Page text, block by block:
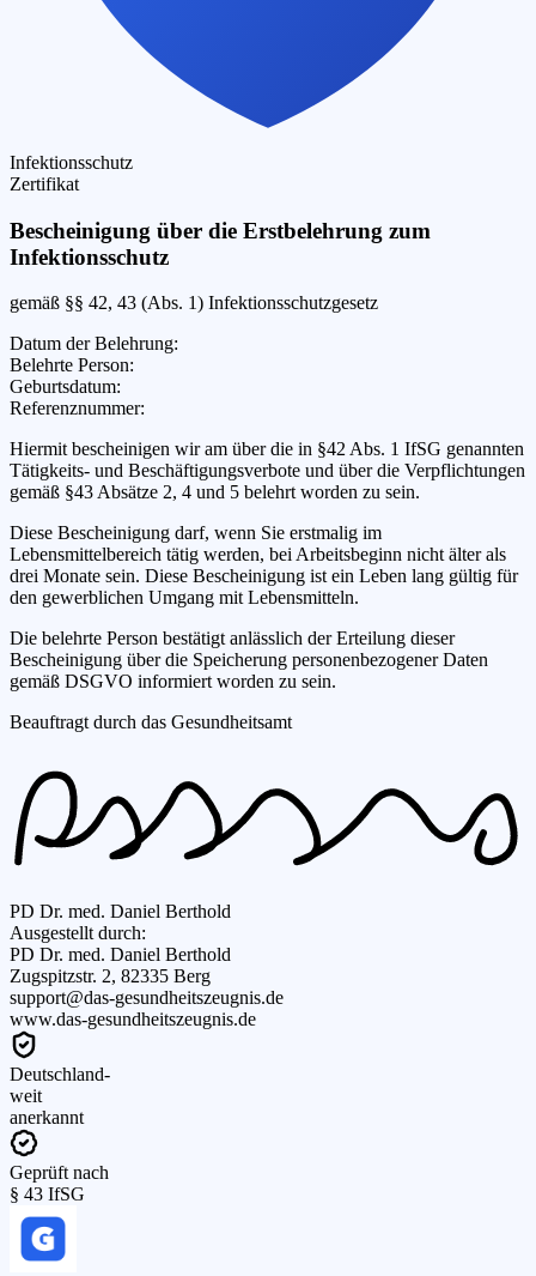
Infektionsschutz
Zertifikat
Bescheinigung über die Erstbelehrung zum
Infektionsschutz
gemäß §§ 42, 43 (Abs. 1) Infektionsschutzgesetz
Datum der Belehrung:
Belehrte Person:
Geburtsdatum:
Referenznummer:
Hiermit bescheinigen wiram über die in §42 Abs. 1 IfSG genannten
Tätigkeits- und Beschäftigungsverbote und über die Verpflichtungen
gemäß §43 Absätze 2, 4 und 5 belehrt worden zu sein.
Diese Bescheinigung darf, wenn Sie erstmalig im
Lebensmittelbereich tätig werden, bei Arbeitsbeginn nicht älter als
drei Monate sein. Diese Bescheinigung ist ein Leben lang gültig für
den gewerblichen Umgang mit Lebensmitteln.
Die belehrte Person bestätigt anlässlich der Erteilung dieser
Bescheinigung über die Speicherung personenbezogener Daten
gemäß DSGVO informiert worden zu sein.
Beauftragt durch das Gesundheitsamt
PD Dr. med. Daniel Berthold
Ausgestellt durch:
PD Dr. med. Daniel Berthold
Zugspitzstr. 2, 82335 Berg
support@das-gesundheitszeugnis.de
www.das-gesundheitszeugnis.de
Deutschland-
weit
anerkannt
Geprüft nach
§ 43 IfSG